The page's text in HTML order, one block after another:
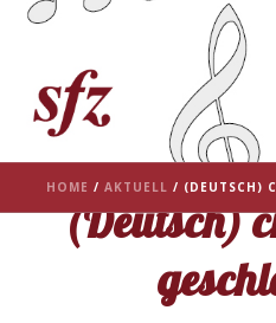
HOME / AKTUELL / (DEUTSCH)
(Deutsch)